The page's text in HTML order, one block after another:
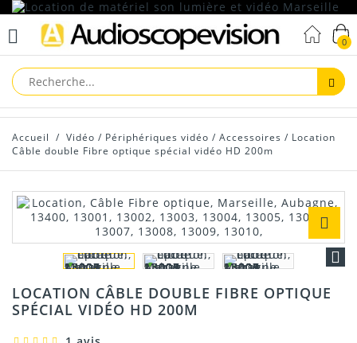
0
Accueil / Vidéo / Périphériques vidéo / Accessoires / Location
Câble double Fibre optique spécial vidéo HD 200m
LOCATION CÂBLE DOUBLE FIBRE OPTIQUE
SPÉCIAL VIDÉO HD 200M